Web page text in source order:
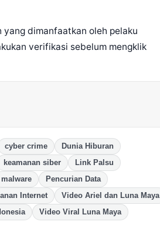
dimanfaatkan oleh pelaku
verifikasi sebelum mengklik
cyber crime
Dunia Hiburan
keamanan siber
Link Palsu
malware
Pencurian Data
Internet
Video Ariel dan Luna Maya
Video Viral Luna Maya